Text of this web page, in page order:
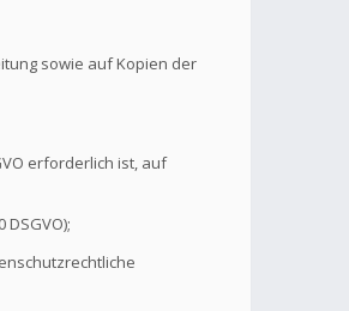
sowie auf Kopien der
erforderlich ist, auf